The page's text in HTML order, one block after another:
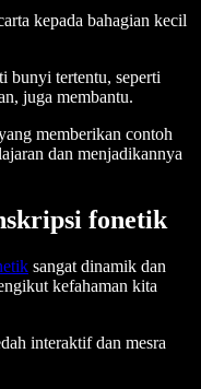
kepada bahagian kecil
bunyi tertentu, seperti
juga membantu.
memberikan contoh
dan menjadikannya
fonetik
sangat dinamik dan
kefahaman kita
interaktif dan mesra